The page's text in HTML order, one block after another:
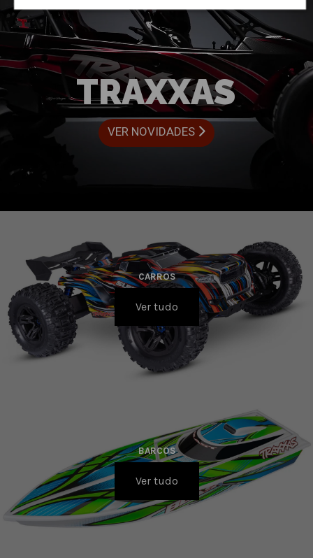
TRAXXAS
VER NOVIDADES
CARROS
Ver tudo
BARCOS
Ver tudo